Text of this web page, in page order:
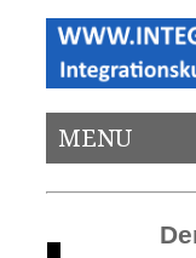
MENU